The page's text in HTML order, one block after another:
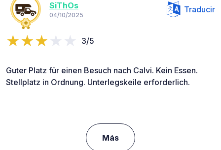
SiThOs
04/10/2025
Traducir
3/5
Guter Platz für einen Besuch nach Calvi. Kein Essen.
Stellplatz in Ordnung. Unterlegskeile erforderlich.
Más